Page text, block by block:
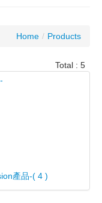
Home / Products
Total : 5
產品-( 4 )